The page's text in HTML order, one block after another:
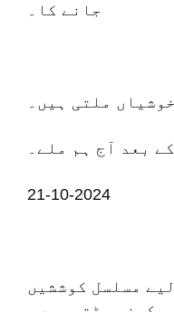
جانے کا۔
ملتی ہیں۔
بعد آج ہم ملے۔
21-10-2024
مسلسل کوششیں